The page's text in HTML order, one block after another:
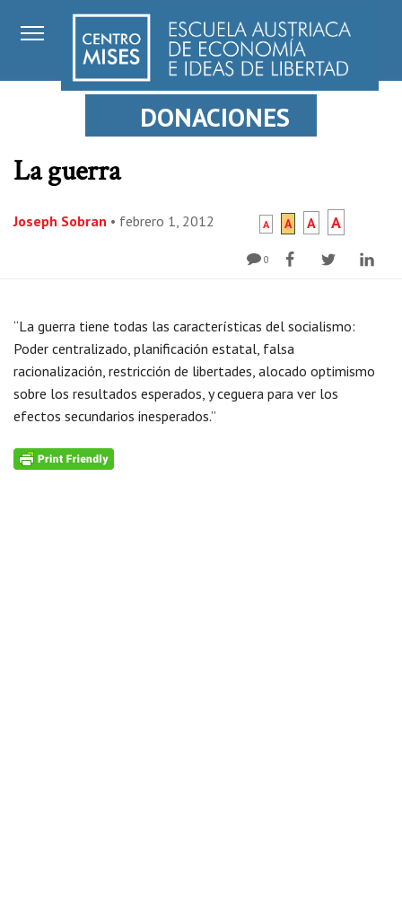
DONACIONES
La guerra
Joseph Sobran • febrero 1, 2012 A A A A
0
“La guerra tiene todas las características del socialismo:
Poder centralizado, planificación estatal, falsa
racionalización, restricción de libertades, alocado optimismo
sobre los resultados esperados, y ceguera para ver los
efectos secundarios inesperados.”